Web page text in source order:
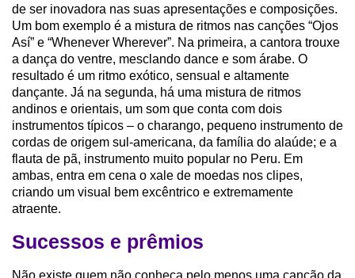
de ser inovadora nas suas apresentações e composições.
Um bom exemplo é a mistura de ritmos nas canções “Ojos
Así” e “Whenever Wherever”. Na primeira, a cantora trouxe
a dança do ventre, mesclando dance e som árabe. O
resultado é um ritmo exótico, sensual e altamente
dançante. Já na segunda, há uma mistura de ritmos
andinos e orientais, um som que conta com dois
instrumentos típicos – o charango, pequeno instrumento de
cordas de origem sul-americana, da família do alaúde; e a
flauta de pã, instrumento muito popular no Peru. Em
ambas, entra em cena o xale de moedas nos clipes,
criando um visual bem excêntrico e extremamente
atraente.
Sucessos e prêmios
Não existe quem não conheça pelo menos uma canção da